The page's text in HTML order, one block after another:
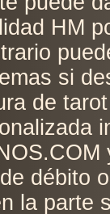
HM
si
de
débito
la parte